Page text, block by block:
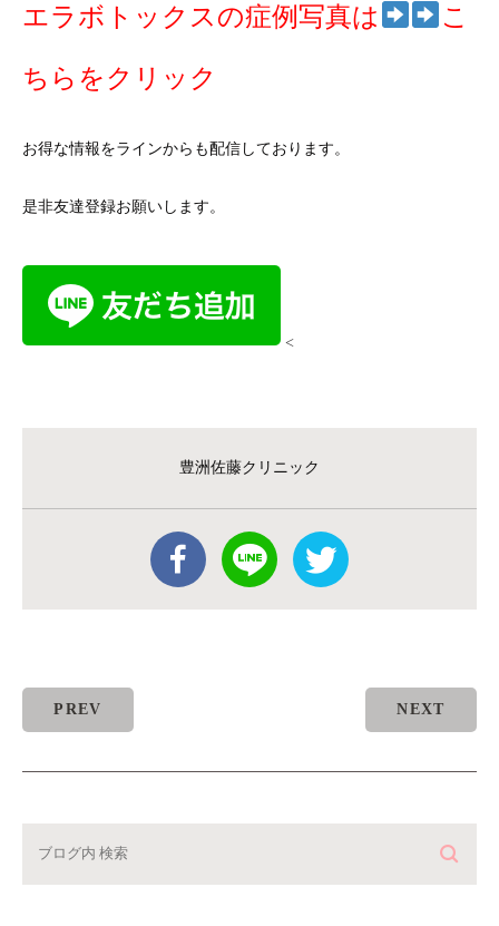
エラボトックスの症例写真は こ
ちらをクリック
お得な情報をラインからも配信しております。
是非友達登録お願いします。
<
豊洲佐藤クリニック
PREV NEXT